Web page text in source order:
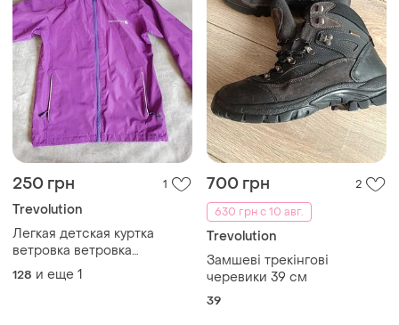
250 грн 1
Trevolution
Легкая детская куртка
ветровка ветровка
ветровка фиолетового
цвета на 8-10 лет
128 и еще 1
700 грн
2
630 грн с 10 авг.
Trevolution
Замшеві трекінгові
черевики 39 см
39